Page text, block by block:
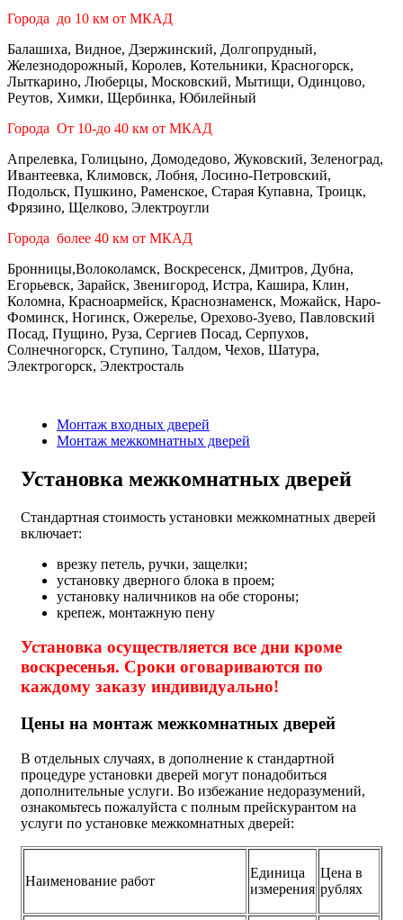
Города до 10 км от МКАД
Балашиха, Видное, Дзержинский, Долгопрудный,
Железнодорожный, Королев, Котельники, Красногорск,
Лыткарино, Люберцы, Московский, Мытищи, Одинцово,
Реутов, Химки, Щербинка, Юбилейный
Города От 10-до 40 км от МКАД
Апрелевка, Голицыно, Домодедово, Жуковский, Зеленоград,
Ивантеевка, Климовск, Лобня, Лосино-Петровский,
Подольск, Пушкино, Раменское, Старая Купавна, Троицк,
Фрязино, Щелково, Электроугли
Города более 40 км от МКАД
Бронницы,Волоколамск, Воскресенск, Дмитров, Дубна,
Егорьевск, Зарайск, Звенигород, Истра, Кашира, Клин,
Коломна, Красноармейск, Краснознаменск, Можайск, Наро-
Фоминск, Ногинск, Ожерелье, Орехово-Зуево, Павловский
Посад, Пущино, Руза, Сергиев Посад, Серпухов,
Солнечногорск, Ступино, Талдом, Чехов, Шатура,
Электрогорск, Электросталь
Монтаж входных дверей
Монтаж межкомнатных дверей
Установка межкомнатных дверей
Стандартная стоимость установки межкомнатных дверей
включает:
врезку петель, ручки, защелки;
установку дверного блока в проем;
установку наличников на обе стороны;
крепеж, монтажную пену
Установка осуществляется все дни кроме
воскресенья. Сроки оговариваются по
каждому заказу индивидуально!
Цены на монтаж межкомнатных дверей
В отдельных случаях, в дополнение к стандартной
процедуре установки дверей могут понадобиться
дополнительные услуги. Во избежание недоразумений,
ознакомьтесь пожалуйста с полным прейскурантом на
услуги по установке межкомнатных дверей:
Наименование работ
Единица
измерения
Цена в
рублях